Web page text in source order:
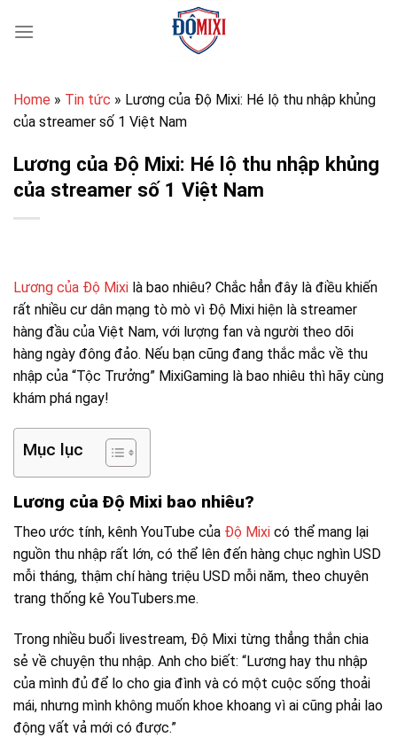
qua
Home » Tin tức » Lương của Độ Mixi: Hé lộ thu nhập khủng
của streamer số 1 Việt Nam
Lương của Độ Mixi: Hé lộ thu nhập khủng
của streamer số 1 Việt Nam
Lương của Độ Mixi là bao nhiêu? Chắc hẳn đây là điều khiến
rất nhiều cư dân mạng tò mò vì Độ Mixi hiện là streamer
hàng đầu của Việt Nam, với lượng fan và người theo dõi
hàng ngày đông đảo. Nếu bạn cũng đang thắc mắc về thu
nhập của “Tộc Trưởng” MixiGaming là bao nhiêu thì hãy cùng
khám phá ngay!
Mục lục
Lương của Độ Mixi bao nhiêu?
Theo ước tính, kênh YouTube của Độ Mixi có thể mang lại
nguồn thu nhập rất lớn, có thể lên đến hàng chục nghìn USD
mỗi tháng, thậm chí hàng triệu USD mỗi năm, theo chuyên
trang thống kê YouTubers.me.
Trong nhiều buổi livestream, Độ Mixi từng thẳng thắn chia
sẻ về chuyện thu nhập. Anh cho biết: “Lương hay thu nhập
của mình đủ để lo cho gia đình và có một cuộc sống thoải
mái, nhưng mình không muốn khoe khoang vì ai cũng phải lao
động vất vả mới có được.”